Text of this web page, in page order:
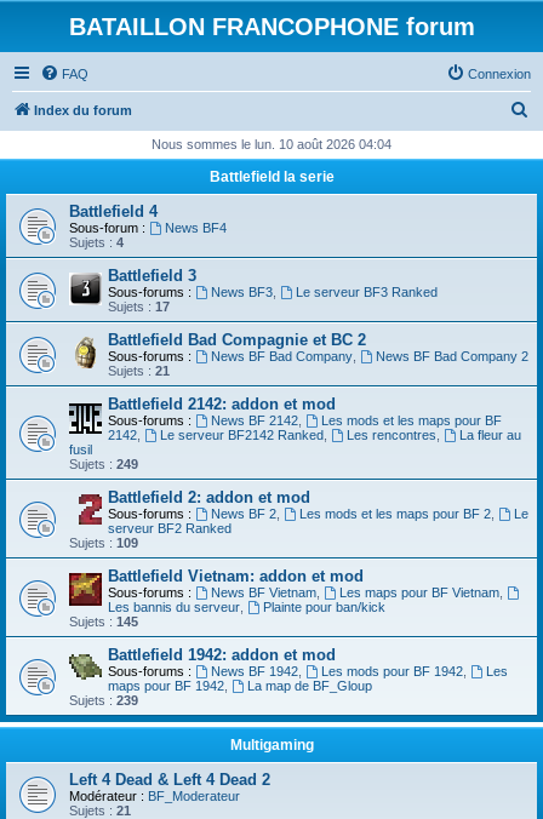
BATAILLON FRANCOPHONE forum
FAQ Connexion
Index du forum
h
r
Nous sommes le lun. 10 août 2026 04:04
Battlefield la serie
Battlefield 4
Sous-forum :
News BF4
Sujets : 4
Battlefield 3
Sous-forums : News BF3,
Le serveur BF3 Ranked
Sujets : 17
Battlefield Bad Compagnie et BC 2
Sous-forums : News BF Bad Company,
News BF Bad Company 2
Sujets : 21
Battlefield 2142: addon et mod
Sous-forums : News BF 2142,
Les mods et les maps pour BF
2142
Le serveur BF2142 Ranked, Les rencontres
La fleur au
fusil
Sujets : 249
Battlefield 2: addon et mod
Sous-forums : News BF 2, Les mods et les maps pour BF 2,
Le
serveur BF2 Ranked
Sujets : 109
Battlefield Vietnam: addon et mod
Sous-forums : News BF Vietnam, Les maps pour BF Vietnam,
Les bannis du serveur
Plainte pour ban/kick
Sujets : 145
Battlefield 1942: addon et mod
Sous-forums : News BF 1942, Les mods pour BF 1942,
Les
maps pour BF 1942
La map de BF_Gloup
Sujets : 239
Multigaming
Left 4 Dead & Left 4 Dead 2
Modérateur : BF_Moderateur
Sujets : 21